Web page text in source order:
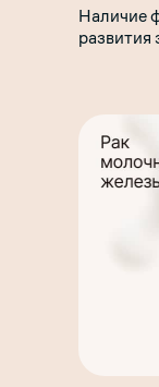
Наличие
развития